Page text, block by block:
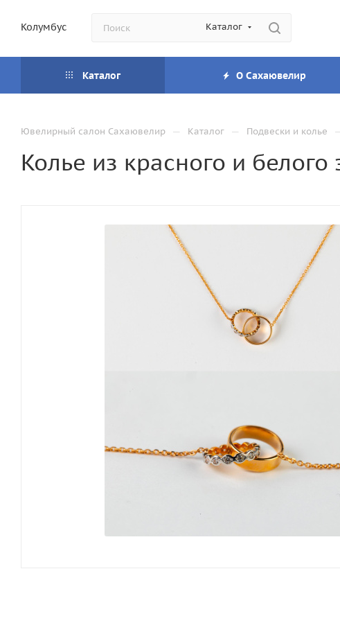
Колумбус Каталог
Каталог О Сахаювелир
Ювелирный салон Сахаювелир — Каталог — Подвески и колье
Колье из красного и